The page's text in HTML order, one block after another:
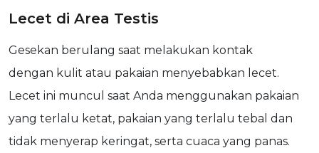
Lecet di Area Testis
Gesekan berulang saat melakukan kontak
dengan kulit atau pakaian menyebabkan lecet.
Lecet ini muncul saat Anda menggunakan pakaian
yang terlalu ketat, pakaian yang terlalu tebal dan
tidak menyerap keringat, serta cuaca yang panas.